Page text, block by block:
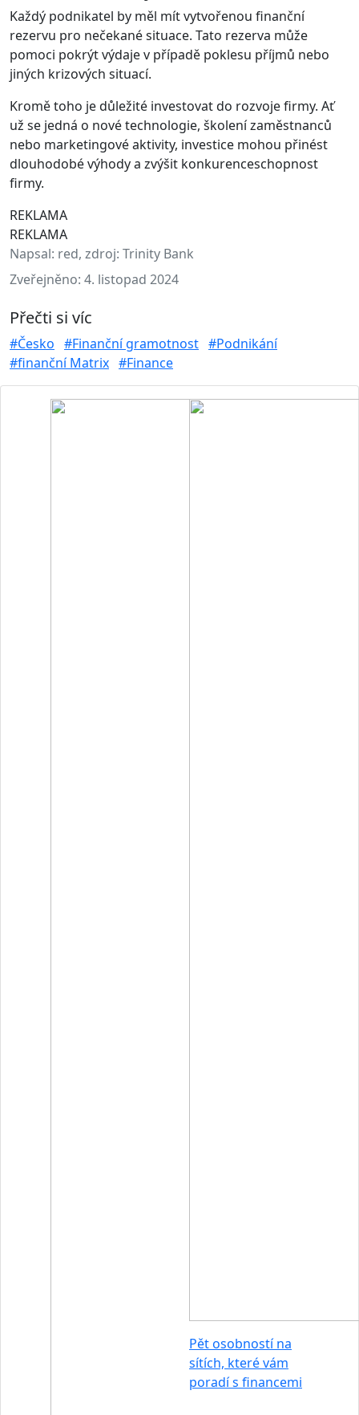
Každý podnikatel by měl mít vytvořenou finanční
rezervu pro nečekané situace. Tato rezerva může
pomoci pokrýt výdaje v případě poklesu příjmů nebo
jiných krizových situací.
Kromě toho je důležité investovat do rozvoje firmy. Ať
už se jedná o nové technologie, školení zaměstnanců
nebo marketingové aktivity, investice mohou přinést
dlouhodobé výhody a zvýšit konkurenceschopnost
firmy.
REKLAMA
REKLAMA
Napsal: red, zdroj: Trinity Bank
Zveřejněno: 4. listopad 2024
Přečti si víc
#Česko #Finanční gramotnost #Podnikání
#finanční Matrix #Finance
Pět osobností na
sítích, které vám
poradí s financemi